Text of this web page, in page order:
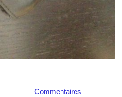
Commentaires